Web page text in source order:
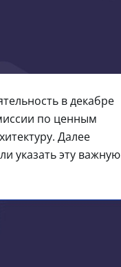
в декабре
по ценным
Далее
указать эту важную